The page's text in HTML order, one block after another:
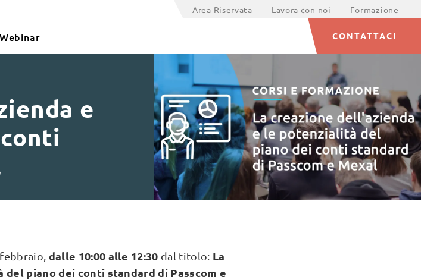
Webinar
Area Riservata Lavora con noi Formazione
CONTATTACI
e
dalle 10:00 alle 12:30 dal titolo: La
piano dei conti standard di Passcom e